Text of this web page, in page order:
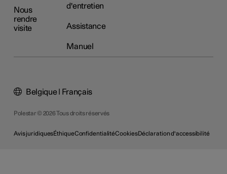
Nous
rendre
visite
d'entretien
Assistance
Manuel
Polestar © 2026 Tous droits réservés
Avis juridiquesÉthiqueConfidentialitéCookiesDéclaration d'accessibilité
Belgique | Français